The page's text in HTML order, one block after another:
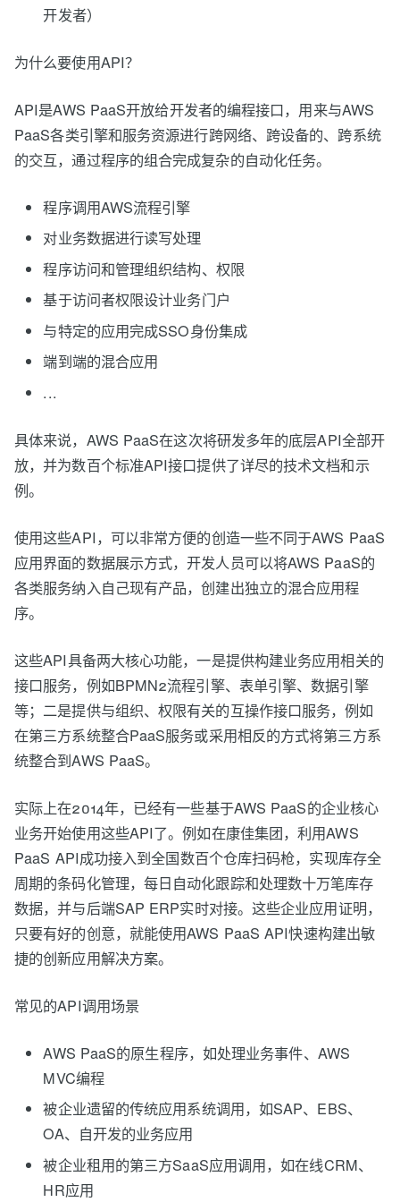
开发者）
为什么要使用API？
API是AWS PaaS开放给开发者的编程接口，用来与AWS
PaaS各类引擎和服务资源进行跨网络、跨设备的、跨系统
的交互，通过程序的组合完成复杂的自动化任务。
程序调用AWS流程引擎
对业务数据进行读写处理
程序访问和管理组织结构、权限
基于访问者权限设计业务门户
与特定的应用完成SSO身份集成
端到端的混合应用
...
具体来说，AWS PaaS在这次将研发多年的底层API全部开
放，并为数百个标准API接口提供了详尽的技术文档和示
例。
使用这些API，可以非常方便的创造一些不同于AWS PaaS
应用界面的数据展示方式，开发人员可以将AWS PaaS的
各类服务纳入自己现有产品，创建出独立的混合应用程
序。
这些API具备两大核心功能，一是提供构建业务应用相关的
接口服务，例如BPMN2流程引擎、表单引擎、数据引擎
等；二是提供与组织、权限有关的互操作接口服务，例如
在第三方系统整合PaaS服务或采用相反的方式将第三方系
统整合到AWS PaaS。
实际上在2014年，已经有一些基于AWS PaaS的企业核心
业务开始使用这些API了。例如在康佳集团，利用AWS
PaaS API成功接入到全国数百个仓库扫码枪，实现库存全
周期的条码化管理，每日自动化跟踪和处理数十万笔库存
数据，并与后端SAP ERP实时对接。这些企业应用证明，
只要有好的创意，就能使用AWS PaaS API快速构建出敏
捷的创新应用解决方案。
常见的API调用场景
AWS PaaS的原生程序，如处理业务事件、AWS
MVC编程
被企业遗留的传统应用系统调用，如SAP、EBS、
OA、自开发的业务应用
被企业租用的第三方SaaS应用调用，如在线CRM、
HR应用